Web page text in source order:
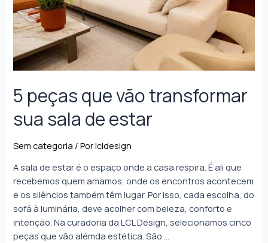
5 peças que vão transformar
sua sala de estar
Sem categoria / Porlcldesign
A sala de estar é o espaço onde a casa respira. É ali que
recebemos quem amamos, onde os encontros acontecem
e os silêncios também têm lugar. Por isso, cada escolha, do
sofá à luminária, deve acolher com beleza, conforto e
intenção. Na curadoria da LCL Design, selecionamos cinco
peças que vão alémda estética. São …